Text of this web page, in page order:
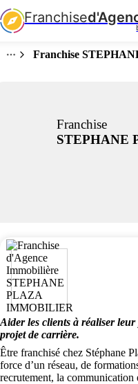
Franchise
Franchise
Franchise
STEPHANE
Aider les clients à réaliser
projet de carrière.
Être franchisé chez Stéphane
force d’un réseau, de
recrutement, la communication